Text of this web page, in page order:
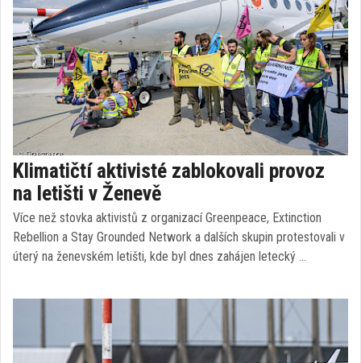
Klimatičtí aktivisté zablokovali provoz
na letišti v Ženevě
Více než stovka aktivistů z organizací Greenpeace, Extinction
Rebellion a Stay Grounded Network a dalších skupin protestovali v
úterý na ženevském letišti, kde byl dnes zahájen letecký …